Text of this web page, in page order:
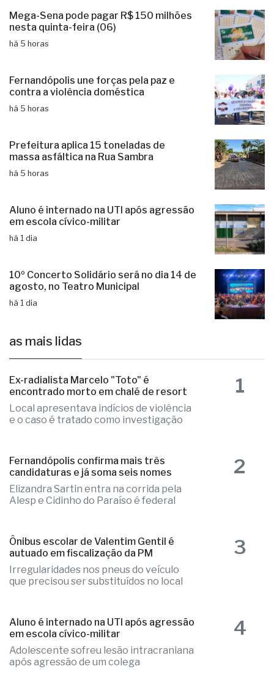
Mega-Sena pode pagar R$ 150 milhões
nesta quinta-feira (06)
há 5 horas
Fernandópolis une forças pela paz e
contra a violência doméstica
há 5 horas
Prefeitura aplica 15 toneladas de
massa asfáltica na Rua Sambra
há 5 horas
Aluno é internado na UTI após agressão
em escola cívico-militar
há 1 dia
10º Concerto Solidário será no dia 14 de
agosto, no Teatro Municipal
há 1 dia
as mais lidas
Ex-radialista Marcelo "Toto" é
encontrado morto em chalé de resort
Local apresentava indícios de violência
e o caso é tratado como investigação
1
Fernandópolis confirma mais três
candidaturas e já soma seis nomes
Elizandra Sartin entra na corrida pela
Alesp e Cidinho do Paraíso é federal
2
Ônibus escolar de Valentim Gentil é
autuado em fiscalização da PM
Irregularidades nos pneus do veículo
que precisou ser substituídos no local
3
Aluno é internado na UTI após agressão
em escola cívico-militar
Adolescente sofreu lesão intracraniana
após agressão de um colega
4